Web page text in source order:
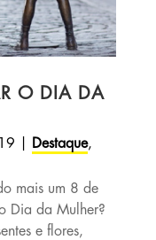
O DIA DA
Destaque,
mais um 8 de
Dia da Mulher?
e flores,